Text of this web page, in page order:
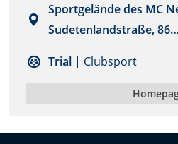
Sportgelände des MC
Sudetenlandstraße, 86…
Trial | Clubsport
Zweck:
Einstellungen.